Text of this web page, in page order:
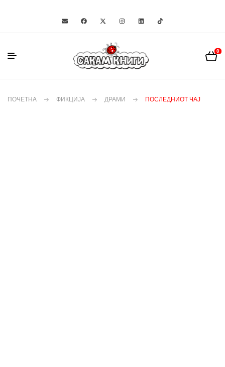
0
ПОЧЕТНА ФИКЦИЈА ДРАМИ ПОСЛЕДНИОТ ЧАЈ